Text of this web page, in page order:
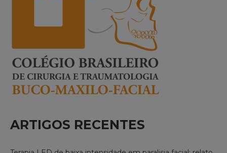
ARTIGOS RECENTES